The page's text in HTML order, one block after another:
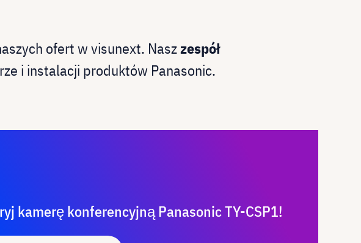
ofert w visunext. Naszzespół
i instalacji produktów Panasonic.
kamerę konferencyjną Panasonic TY-CSP1!